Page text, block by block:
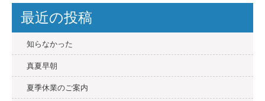
ペ
ー
ジ
送
り
最近の投稿
知らなかった
真夏早朝
夏季休業のご案内